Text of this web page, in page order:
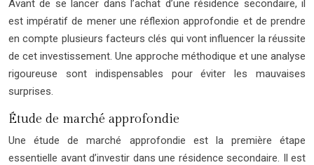
Avant de se lancer dans l’achat d’une résidence secondaire, il
est impératif de mener une réflexion approfondie et de prendre
en compte plusieurs facteurs clés qui vont influencer la réussite
de cet investissement. Une approche méthodique et une analyse
rigoureuse sont indispensables pour éviter les mauvaises
surprises.
Étude de marché approfondie
Une étude de marché approfondie est la première étape
essentielle avant d’investir dans une résidence secondaire. Il est